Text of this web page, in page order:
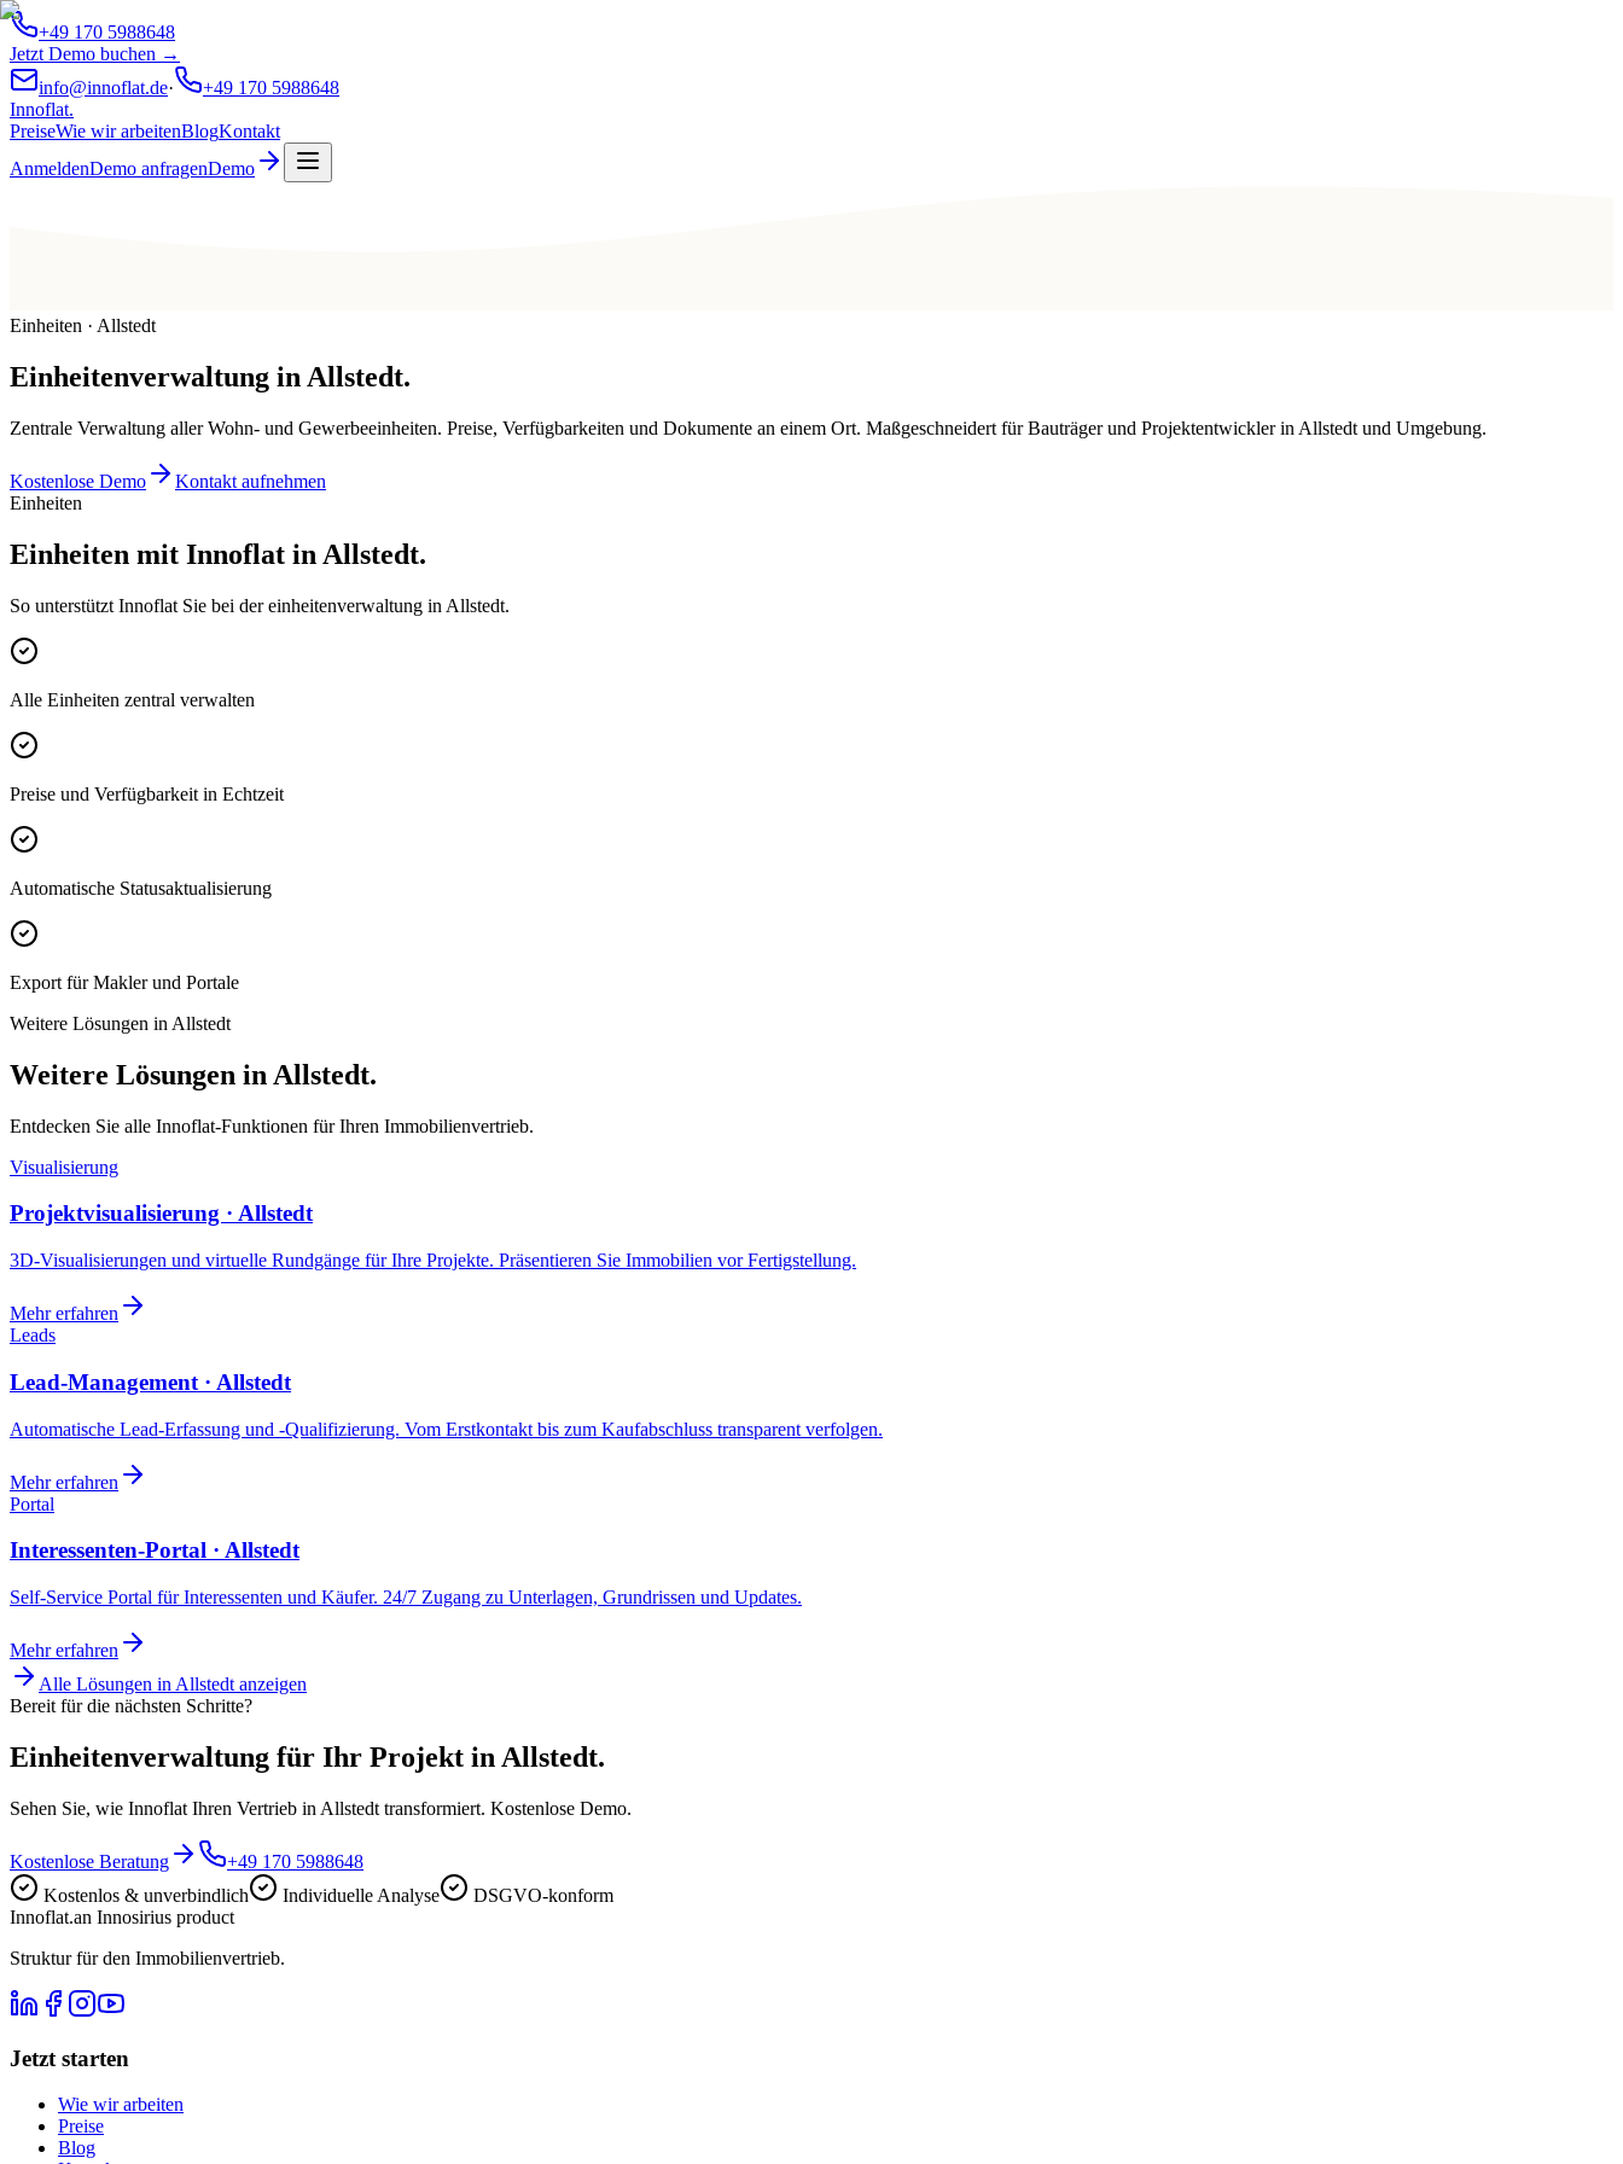
+49 170 5988648
Jetzt Demo buchen →
info@innoflat.de·
+49 170 5988648
Innoflat.
PreiseWie wir arbeitenBlogKontakt
AnmeldenDemo anfragenDemo
Einheiten · Allstedt
Einheitenverwaltung in Allstedt.
Zentrale Verwaltung aller Wohn- und Gewerbeeinheiten. Preise, Verfügbarkeiten und Dokumente an einem Ort. Maßgeschneidert für Bauträger und Projektentwickler in Allstedt und Umgebung.
Kostenlose Demo
Kontakt aufnehmen
Einheiten
Einheiten mit Innoflat in Allstedt.
So unterstützt Innoflat Sie bei der einheitenverwaltung in Allstedt.
Alle Einheiten zentral verwalten
Preise und Verfügbarkeit in Echtzeit
Automatische Statusaktualisierung
Export für Makler und Portale
Weitere Lösungen in Allstedt
Weitere Lösungen in Allstedt.
Entdecken Sie alle Innoflat-Funktionen für Ihren Immobilienvertrieb.
Visualisierung
Projektvisualisierung · Allstedt
3D-Visualisierungen und virtuelle Rundgänge für Ihre Projekte. Präsentieren Sie Immobilien vor Fertigstellung.
Mehr erfahren
Leads
Lead-Management · Allstedt
Automatische Lead-Erfassung und -Qualifizierung. Vom Erstkontakt bis zum Kaufabschluss transparent verfolgen.
Mehr erfahren
Portal
Interessenten-Portal · Allstedt
Self-Service Portal für Interessenten und Käufer. 24/7 Zugang zu Unterlagen, Grundrissen und Updates.
Mehr erfahren
Alle Lösungen in Allstedt anzeigen
Bereit für die nächsten Schritte?
Einheitenverwaltung für Ihr Projekt in Allstedt.
Sehen Sie, wie Innoflat Ihren Vertrieb in Allstedt transformiert. Kostenlose Demo.
Kostenlose Beratung
+49 170 5988648
Kostenlos & unverbindlich
Individuelle Analyse
DSGVO-konform
Innoflat.an Innosirius product
Struktur für den Immobilienvertrieb.
Jetzt starten
Wie wir arbeiten
Preise
Blog